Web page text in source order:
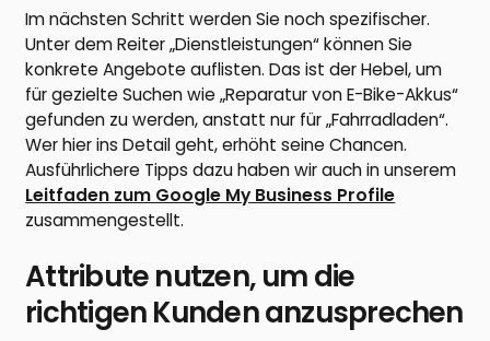
Im nächsten Schritt werden Sie noch spezifischer.
Unter dem Reiter „Dienstleistungen“ können Sie
konkrete Angebote auflisten. Das ist der Hebel, um
für gezielte Suchen wie „Reparatur von E-Bike-Akkus“
gefunden zu werden, anstatt nur für „Fahrradladen“.
Wer hier ins Detail geht, erhöht seine Chancen.
Ausführlichere Tipps dazu haben wir auch in unserem
Leitfaden zum Google My Business Profile
zusammengestellt.
Attribute nutzen, um die
richtigen Kunden anzusprechen